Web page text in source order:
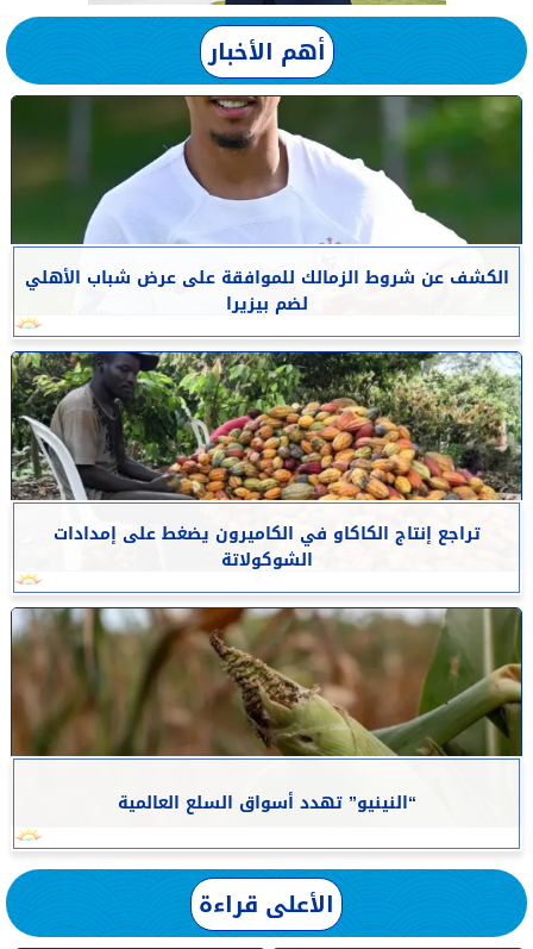
أهم الأخبار
الكشف عن شروط الزمالك للموافقة على عرض شباب الأهلي
لضم بيزيرا
تراجع إنتاج الكاكاو في الكاميرون يضغط على إمدادات
الشوكولاتة
“النينيو” تهدد أسواق السلع العالمية
الأعلى قراءة